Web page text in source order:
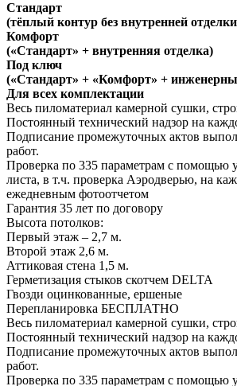
Стандарт
(тёплый контур без внутренней
Комфорт
(«Стандарт» + внутренняя отделка)
Под ключ
(«Стандарт» + «Комфорт» +
Для всех комплектации
Весь пиломатериал камерной сушки,
Постоянный технический надзор на
Подписание промежуточных актов
работ.
Проверка по 335 параметрам с помощью
листа, в т.ч. проверка Аэродверью, на
ежедневным фотоотчетом
Гарантия 35 лет по договору
Высота потолков:
Первый этаж – 2,7 м.
Второй этаж 2,6 м.
Аттиковая стена 1,5 м.
Герметизация стыков скотчем DELTA
Гвозди оцинкованные, ершеные
Перепланировка БЕСПЛАТНО
Весь пиломатериал камерной сушки,
Постоянный технический надзор на
Подписание промежуточных актов
работ.
Проверка по 335 параметрам с помощью